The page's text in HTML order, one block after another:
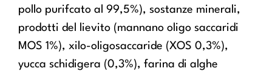
pollo purifcato al 99,5%), sostanze minerali,
prodotti del lievito (mannano oligo saccaridi
MOS 1%), xilo-oligosaccaride (XOS 0,3%),
yucca schidigera (0,3%), farina di alghe